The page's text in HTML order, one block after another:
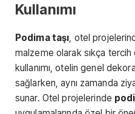
Kullanımı
Podima taşı, otel
malzeme olarak sıkça tercih
kullanımı, otelin genel
sağlarken, aynı zamanda
sunar. Otel projelerinde